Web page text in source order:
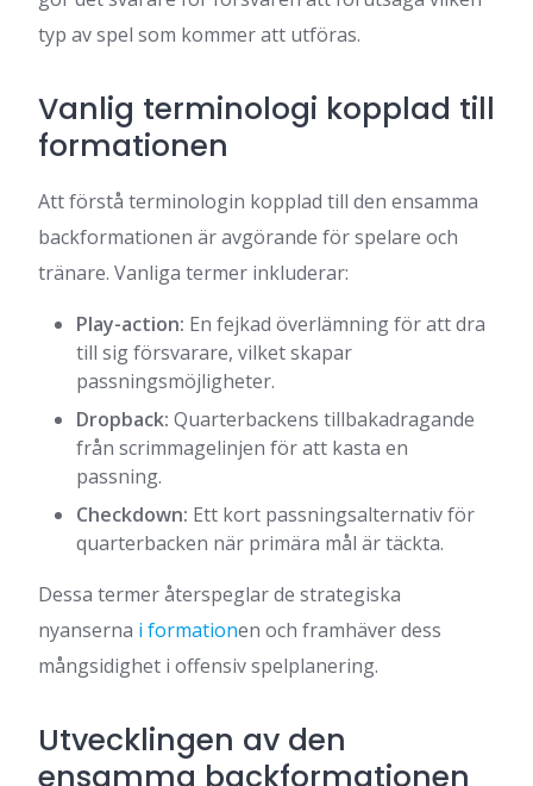
typ av spel som kommer att utföras.
Vanlig terminologi kopplad till
formationen
Att förstå terminologin kopplad till den ensamma
backformationen är avgörande för spelare och
tränare. Vanliga termer inkluderar:
Play-action: En fejkad överlämning för att dra
till sig försvarare, vilket skapar
passningsmöjligheter.
Dropback: Quarterbackens tillbakadragande
från scrimmagelinjen för att kasta en
passning.
Checkdown: Ett kort passningsalternativ för
quarterbacken när primära mål är täckta.
Dessa termer återspeglar de strategiska
nyanserna i formationen och framhäver dess
mångsidighet i offensiv spelplanering.
Utvecklingen av den
ensamma backformationen